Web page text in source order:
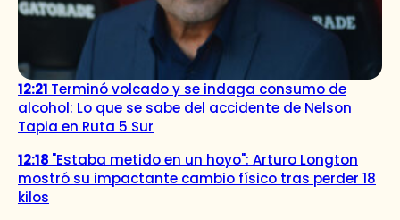
12:21 Terminó volcado y se indaga consumo de
alcohol: Lo que se sabe del accidente de Nelson
Tapia en Ruta 5 Sur
12:18 "Estaba metido en un hoyo": Arturo Longton
mostró su impactante cambio físico tras perder 18
kilos